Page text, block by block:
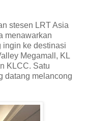
stesen LRT Asia
menawarkan
ingin ke destinasi
Megamall, KL
KLCC. Satu
datang melancong